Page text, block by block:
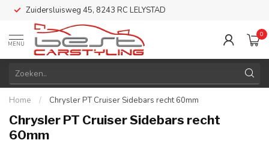
Zuidersluisweg 45, 8243 RC LELYSTAD
MENU
0
Home / Chrysler PT Cruiser Sidebars recht 60mm
Chrysler PT Cruiser Sidebars recht
60mm